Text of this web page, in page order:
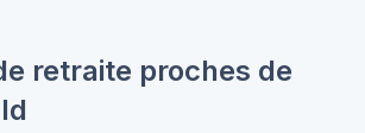
retraite proches de